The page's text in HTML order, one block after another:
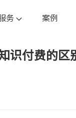
务 案例
识付费的